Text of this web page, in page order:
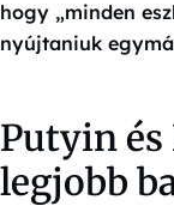
hogy „minden
nyújtaniuk
Putyin
legjobb